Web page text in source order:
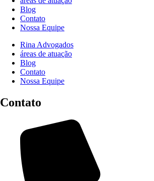
Blog
Contato
Nossa Equipe
Rina Advogados
áreas de atuação
Blog
Contato
Nossa Equipe
Contato